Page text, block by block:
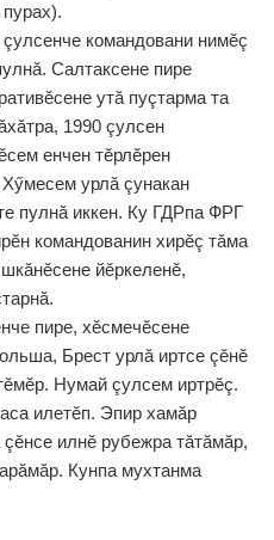
командовани нимӗç
Салтаксене пире
утă пуçтарма та
1990 çулсен
енчен тӗрлӗрен
урлă çунакан
пулнă иккен. Ку ГДРпа ФРГ
командованин хирӗç тăма
йӗркеленӗ,
пире, хӗсмечӗсене
Брест урлă иртсе çӗнӗ
Нумай çулсем иртрӗç.
илетӗп. Эпир хамăр
илнӗ рубежра тăтăмăр,
Кунпа мухтанма